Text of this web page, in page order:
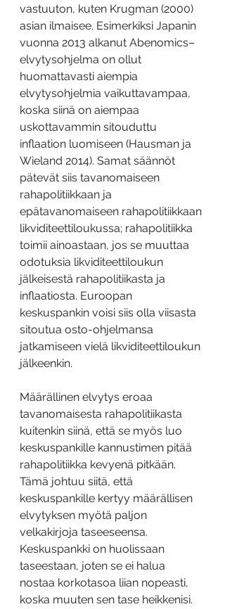
vastuuton, kuten Krugman (2000)
asian ilmaisee. Esimerkiksi Japanin
vuonna 2013 alkanut Abenomics–
elvytysohjelma on ollut
huomattavasti aiempia
elvytysohjelmia vaikuttavampaa,
koska siinä on aiempaa
uskottavammin sitouduttu
inflaation luomiseen (Hausman ja
Wieland 2014). Samat säännöt
pätevät siis tavanomaiseen
rahapolitiikkaan ja
epätavanomaiseen rahapolitiikkaan
likviditeettiloukussa; rahapolitiikka
toimii ainoastaan, jos se muuttaa
odotuksia likviditeettiloukun
jälkeisestä rahapolitiikasta ja
inflaatiosta. Euroopan
keskuspankin voisi siis olla viisasta
sitoutua osto-ohjelmansa
jatkamiseen vielä likviditeettiloukun
jälkeenkin.
Määrällinen elvytys eroaa
tavanomaisesta rahapolitiikasta
kuitenkin siinä, että se myös luo
keskuspankille kannustimen pitää
rahapolitiikka kevyenä pitkään.
Tämä johtuu siitä, että
keskuspankille kertyy määrällisen
elvytyksen myötä paljon
velkakirjoja taseeseensa.
Keskuspankki on huolissaan
taseestaan, joten se ei halua
nostaa korkotasoa liian nopeasti,
koska muuten sen tase heikkenisi.